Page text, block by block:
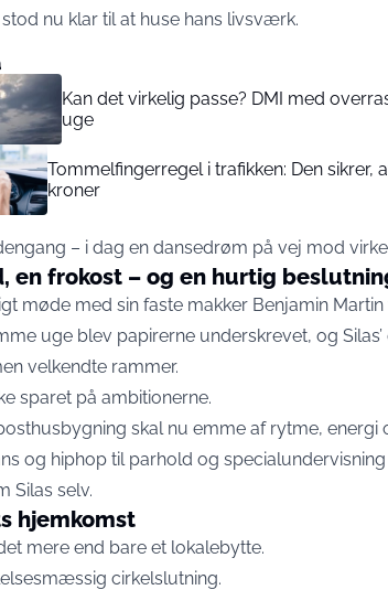
nu klar til at huse hans livsværk.
Kan det virkelig passe? DMI med
uge
Tommelfingerregel i trafikken: Den sikrer,
kroner
– i dag en dansedrøm på vej mod
en frokost – og en hurtig
møde med sin faste makker Benjamin Martin
uge blev papirerne underskrevet, og
velkendte rammer.
sparet på ambitionerne.
skal nu emme af rytme, energi
og hiphop til parhold og
Silas selv.
hjemkomst
mere end bare et lokalebytte.
cirkelslutning.